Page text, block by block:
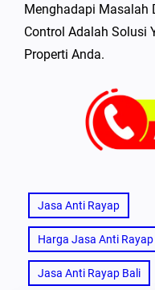
Menghadapi Masalah
Control Adalah Solusi
Properti Anda.
Jasa Anti Rayap
Harga Jasa Anti
Jasa Anti Rayap Bali